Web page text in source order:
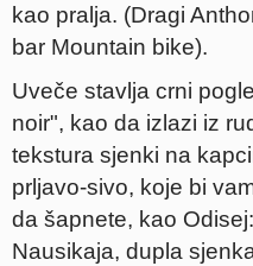
kao pralja. (Dragi
bar Mountain bike).
Uveče stavlja crni
noir", kao da izlazi iz
tekstura sjenki na
prljavo-sivo, koje bi
da šapnete, kao
Nausikaja, dupla